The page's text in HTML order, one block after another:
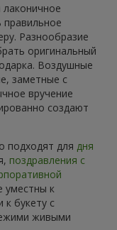
правильное
Разнообразие
оригинальный
Воздушные
заметные с
вручение
создают
подходят для дня
поздравления с
уместны к
к букету с
живыми